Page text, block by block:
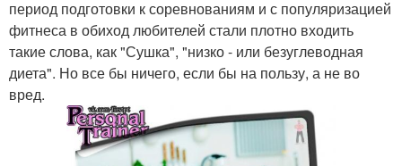
период подготовки к соревнованиям и с популяризацией
фитнеса в обиход любителей стали плотно входить
такие слова, как "Сушка", "низко - или безуглеводная
диета". Но все бы ничего, если бы на пользу, а не во
вред.